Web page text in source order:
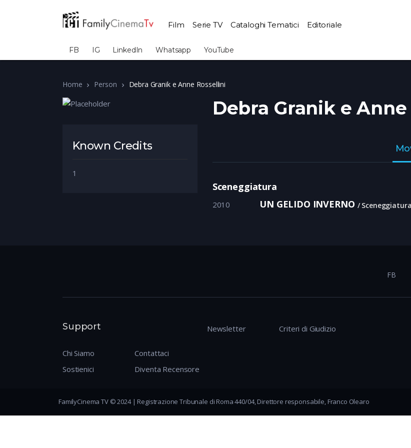
Film Serie TV Cataloghi Tematici Editoriale
FB IG LinkedIn Whatsapp YouTube
Home Person Debra Granik e Anne Rossellini
Known Credits
1
Debra Granik e
Sceneggiatura
2010 UN GELIDO INVERNO Sceneggiatura
FB
Support
Chi Siamo
Sostienici
Contattaci
Diventa Recensore
Newsletter Criteri di Giudizio
FamilyCinema TV © 2024 | Registrazione Tribunale di Roma 440/04, Direttore responsabile, Franco Olearo